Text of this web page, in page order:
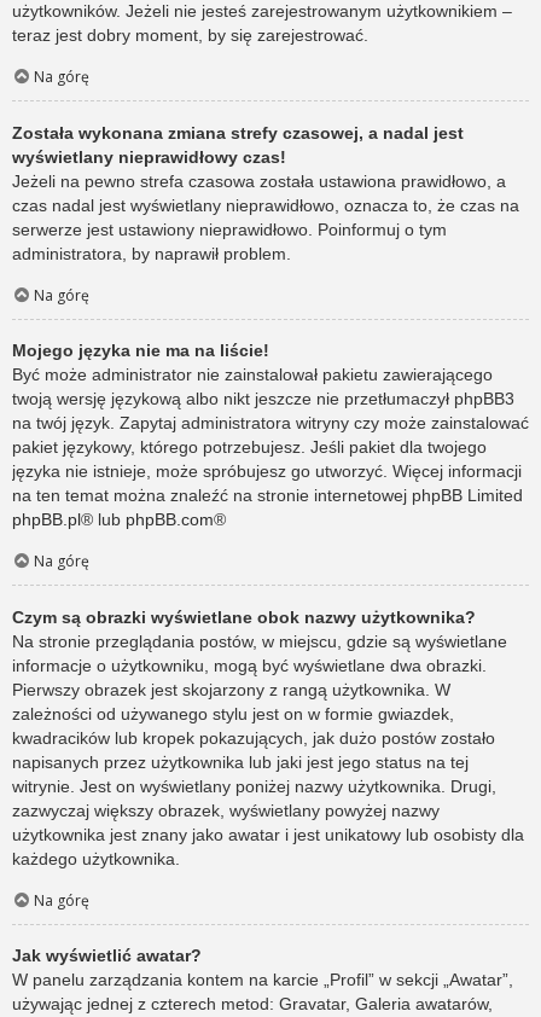
użytkowników. Jeżeli nie jesteś zarejestrowanym użytkownikiem –
teraz jest dobry moment, by się zarejestrować.
Na górę
Została wykonana zmiana strefy czasowej, a nadal jest
wyświetlany nieprawidłowy czas!
Jeżeli na pewno strefa czasowa została ustawiona prawidłowo, a
czas nadal jest wyświetlany nieprawidłowo, oznacza to, że czas na
serwerze jest ustawiony nieprawidłowo. Poinformuj o tym
administratora, by naprawił problem.
Na górę
Mojego języka nie ma na liście!
Być może administrator nie zainstalował pakietu zawierającego
twoją wersję językową albo nikt jeszcze nie przetłumaczył phpBB3
na twój język. Zapytaj administratora witryny czy może zainstalować
pakiet językowy, którego potrzebujesz. Jeśli pakiet dla twojego
języka nie istnieje, może spróbujesz go utworzyć. Więcej informacji
na ten temat można znaleźć na stronie internetowej phpBB Limited
phpBB.pl® lub phpBB.com®
Na górę
Czym są obrazki wyświetlane obok nazwy użytkownika?
Na stronie przeglądania postów, w miejscu, gdzie są wyświetlane
informacje o użytkowniku, mogą być wyświetlane dwa obrazki.
Pierwszy obrazek jest skojarzony z rangą użytkownika. W
zależności od używanego stylu jest on w formie gwiazdek,
kwadracików lub kropek pokazujących, jak dużo postów zostało
napisanych przez użytkownika lub jaki jest jego status na tej
witrynie. Jest on wyświetlany poniżej nazwy użytkownika. Drugi,
zazwyczaj większy obrazek, wyświetlany powyżej nazwy
użytkownika jest znany jako awatar i jest unikatowy lub osobisty dla
każdego użytkownika.
Na górę
Jak wyświetlić awatar?
W panelu zarządzania kontem na karcie „Profil” w sekcji „Awatar”,
używając jednej z czterech metod: Gravatar, Galeria awatarów,